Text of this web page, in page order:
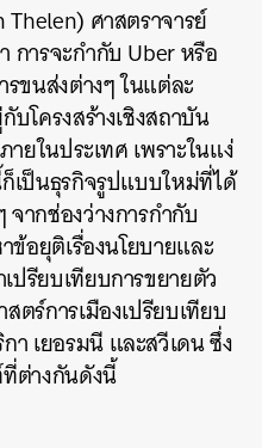
ศาสตราจารย์
การจะกำกับ Uberหรือ
ขนส่งต่างๆในแต่ละ
บโครงสร้างเชิงสถาบัน
ยในประเทศเพราะในแง่
ป็นธุรกิจรูปแบบใหม่ที่ได้
จากช่องว่างการกำกับ
อยุติเรื่องนโยบายและ
ปรียบเทียบการขยายตัว
ตร์การเมืองเปรียบเทียบ
าเยอรมนีและสวีเดนซึ่ง
ต่างกันดังนี้